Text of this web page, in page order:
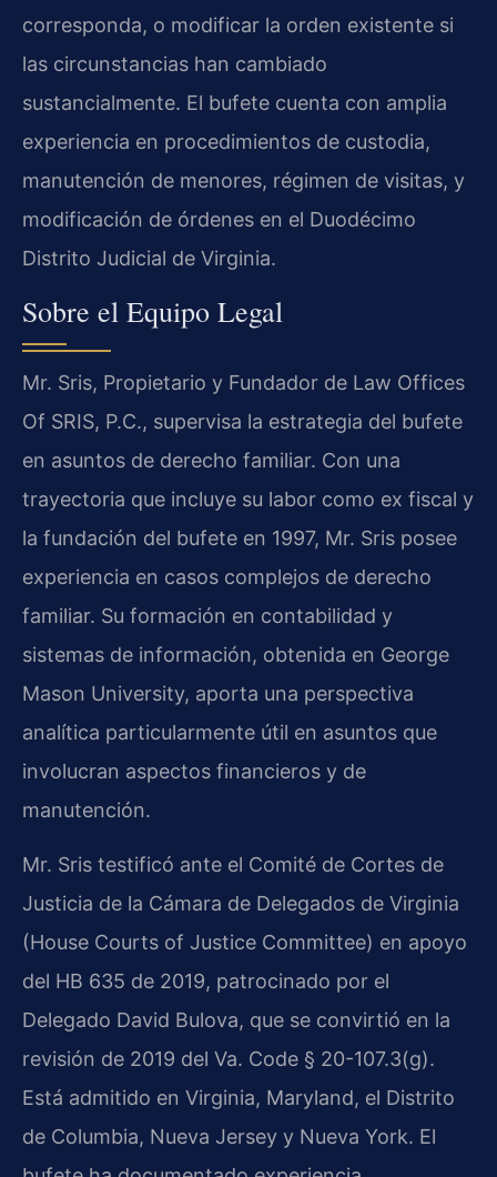
corresponda, o modificar la orden existente si
las circunstancias han cambiado
sustancialmente. El bufete cuenta con amplia
experiencia en procedimientos de custodia,
manutención de menores, régimen de visitas, y
modificación de órdenes en el Duodécimo
Distrito Judicial de Virginia.
Sobre el Equipo Legal
Mr. Sris, Propietario y Fundador de Law Offices
Of SRIS, P.C., supervisa la estrategia del bufete
en asuntos de derecho familiar. Con una
trayectoria que incluye su labor como ex fiscal y
la fundación del bufete en 1997, Mr. Sris posee
experiencia en casos complejos de derecho
familiar. Su formación en contabilidad y
sistemas de información, obtenida en George
Mason University, aporta una perspectiva
analítica particularmente útil en asuntos que
involucran aspectos financieros y de
manutención.
Mr. Sris testificó ante el Comité de Cortes de
Justicia de la Cámara de Delegados de Virginia
(House Courts of Justice Committee) en apoyo
del HB 635 de 2019, patrocinado por el
Delegado David Bulova, que se convirtió en la
revisión de 2019 del Va. Code § 20-107.3(g).
Está admitido en Virginia, Maryland, el Distrito
de Columbia, Nueva Jersey y Nueva York. El